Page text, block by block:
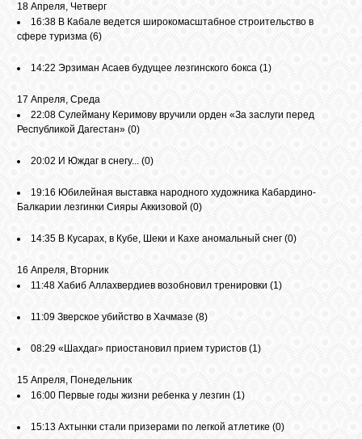
18 Апреля, Четверг
16:38 В Кабале ведется широкомасштабное строительство в
сфере туризма (6)
14:22 Эрзиман Асаев будущее лезгинского бокса (1)
17 Апреля, Среда
22:08 Сулейману Керимову вручили орден «За заслуги перед
Республикой Дагестан» (0)
20:02 И Юждаг в снегу... (0)
19:16 Юбилейная выставка народного художника Кабардино-
Балкарии лезгинки Сияры Аккизовой (0)
14:35 В Кусарах, в Кубе, Шеки и Кахе аномальный снег (0)
16 Апреля, Вторник
11:48 Хабиб Аллахвердиев возобновил тренировки (1)
11:09 Зверское убийство в Хачмазе (8)
08:29 «Шахдаг» приостановил прием туристов (1)
15 Апреля, Понедельник
16:00 Первые годы жизни ребенка у лезгин (1)
15:13 Ахтынки стали призерами по легкой атлетике (0)